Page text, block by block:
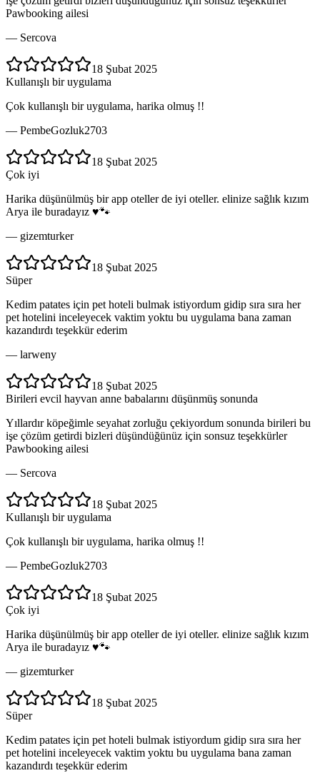
Pawbooking ailesi
— Sercova
18 Şubat 2025
Kullanışlı bir uygulama
Çok kullanışlı bir uygulama, harika olmuş !!
— PembeGozluk2703
18 Şubat 2025
Çok iyi
Harika düşünülmüş bir app oteller de iyi oteller. elinize sağlık kızım
Arya ile buradayız ♥️🐾
— gizemturker
18 Şubat 2025
Süper
Kedim patates için pet hoteli bulmak istiyordum gidip sıra sıra her
pet hotelini inceleyecek vaktim yoktu bu uygulama bana zaman
kazandırdı teşekkür ederim
— larweny
18 Şubat 2025
Birileri evcil hayvan anne babalarını düşünmüş sonunda
Yıllardır köpeğimle seyahat zorluğu çekiyordum sonunda birileri bu
işe çözüm getirdi bizleri düşündüğünüz için sonsuz teşekkürler
Pawbooking ailesi
— Sercova
18 Şubat 2025
Kullanışlı bir uygulama
Çok kullanışlı bir uygulama, harika olmuş !!
— PembeGozluk2703
18 Şubat 2025
Çok iyi
Harika düşünülmüş bir app oteller de iyi oteller. elinize sağlık kızım
Arya ile buradayız ♥️🐾
— gizemturker
18 Şubat 2025
Süper
Kedim patates için pet hoteli bulmak istiyordum gidip sıra sıra her
pet hotelini inceleyecek vaktim yoktu bu uygulama bana zaman
kazandırdı teşekkür ederim